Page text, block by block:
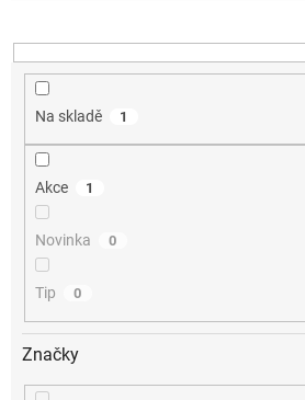
u
Na skladě 1
Akce 1
Novinka 0
Tip 0
Značky